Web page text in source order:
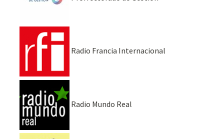
Radio Francia Internacional
Radio Mundo Real